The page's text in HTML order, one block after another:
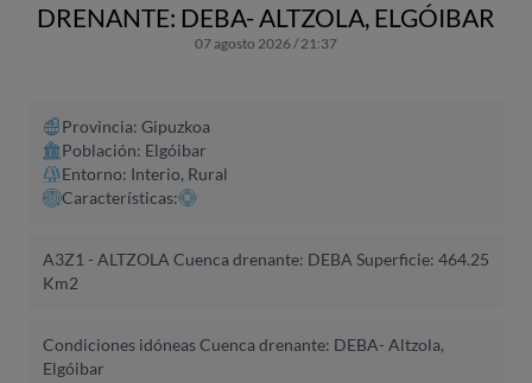
DRENANTE: DEBA- ALTZOLA, ELGÓIBAR
07 agosto 2026 / 21:37
Provincia: Gipuzkoa
Población: Elgóibar
Entorno: Interio, Rural
Características:
A3Z1 - ALTZOLA Cuenca drenante: DEBA Superficie: 464.25
Km2
Condiciones idóneas Cuenca drenante: DEBA- Altzola,
Elgóibar